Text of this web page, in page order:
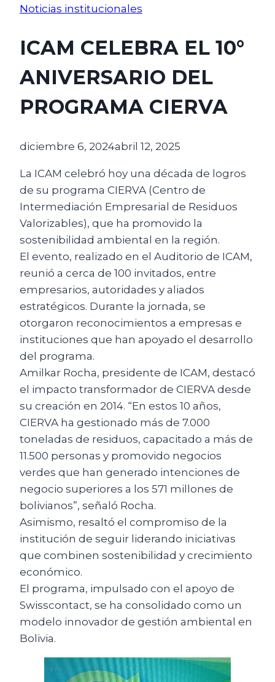
Noticias institucionales
ICAM CELEBRA EL 10°
ANIVERSARIO DEL
PROGRAMA CIERVA
diciembre 6, 2024abril 12, 2025
La ICAM celebró hoy una década de logros
de su programa CIERVA (Centro de
Intermediación Empresarial de Residuos
Valorizables), que ha promovido la
sostenibilidad ambiental en la región.
El evento, realizado en el Auditorio de ICAM,
reunió a cerca de 100 invitados, entre
empresarios, autoridades y aliados
estratégicos. Durante la jornada, se
otorgaron reconocimientos a empresas e
instituciones que han apoyado el desarrollo
del programa.
Amilkar Rocha, presidente de ICAM, destacó
el impacto transformador de CIERVA desde
su creación en 2014. “En estos 10 años,
CIERVA ha gestionado más de 7.000
toneladas de residuos, capacitado a más de
11.500 personas y promovido negocios
verdes que han generado intenciones de
negocio superiores a los 571 millones de
bolivianos”, señaló Rocha.
Asimismo, resaltó el compromiso de la
institución de seguir liderando iniciativas
que combinen sostenibilidad y crecimiento
económico.
El programa, impulsado con el apoyo de
Swisscontact, se ha consolidado como un
modelo innovador de gestión ambiental en
Bolivia.